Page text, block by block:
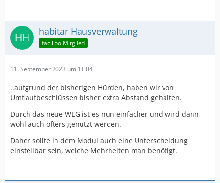
habitar Hausverwaltung
facilioo Mitglied
11. September 2023 um 11:04
..aufgrund der bisherigen Hürden, haben wir von
Umflaufbeschlüssen bisher extra Abstand gehalten.
Durch das neue WEG ist es nun einfacher und wird dann
wohl auch öfters genutzt werden.
Daher sollte in dem Modul auch eine Unterscheidung
einstellbar sein, welche Mehrheiten man benötigt.